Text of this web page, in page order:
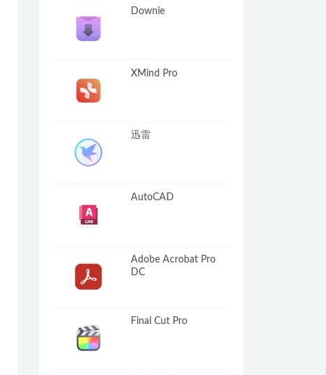
Downie
XMind Pro
迅雷
AutoCAD
Adobe Acrobat Pro
DC
Final Cut Pro